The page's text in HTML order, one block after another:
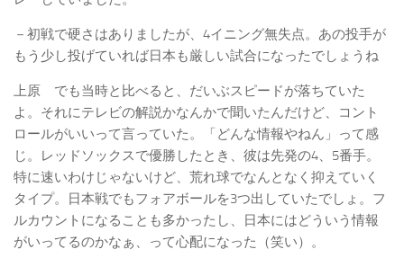
－初戦で硬さはありましたが、4イニング無失点。あの投手が
もう少し投げていれば日本も厳しい試合になったでしょうね
上原 でも当時と比べると、だいぶスピードが落ちていた
よ。それにテレビの解説かなんかで聞いたんだけど、コント
ロールがいいって言っていた。「どんな情報やねん」って感
じ。レッドソックスで優勝したとき、彼は先発の4、5番手。
特に速いわけじゃないけど、荒れ球でなんとなく抑えていく
タイプ。日本戦でもフォアボールを3つ出していたでしょ。フ
ルカウントになることも多かったし、日本にはどういう情報
がいってるのかなぁ、って心配になった（笑い）。